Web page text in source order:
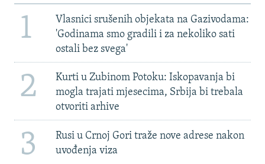
1
Vlasnici srušenih objekata na Gazivodama:
'Godinama smo gradili i za nekoliko sati
ostali bez svega'
2
Kurti u Zubinom Potoku: Iskopavanja bi
mogla trajati mjesecima, Srbija bi trebala
otvoriti arhive
3
Rusi u Crnoj Gori traže nove adrese nakon
uvođenja viza